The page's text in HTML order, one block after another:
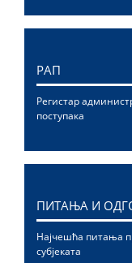
РАП
Регистар
поступака
ПИТАЊА И
Најчешћа питања
субјеката